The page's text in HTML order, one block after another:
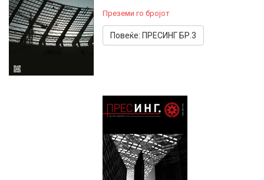
Преземи го бројот
Повеќе: ПРЕСИНГ БР.3